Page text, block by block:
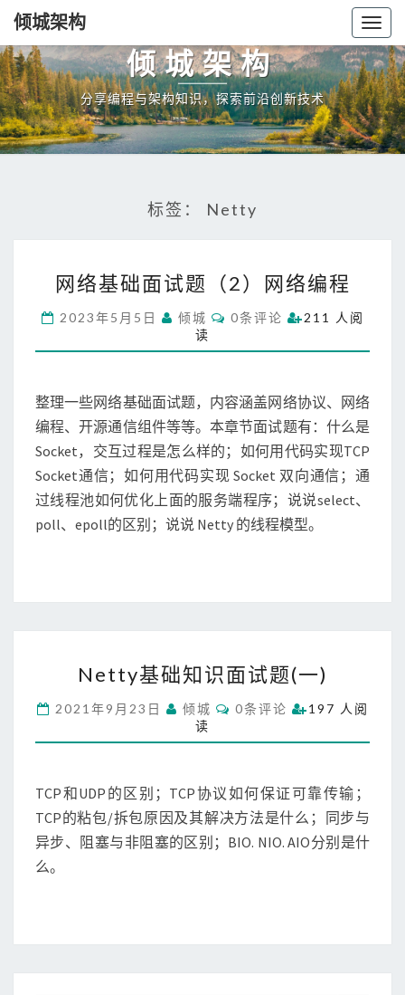
倾城架构
倾城架构
分享编程与架构知识，探索前沿创新技术
标签： Netty
络
础
面
（
2
）
网
络
编
程
网络基础面试题（2）网络编程
2023年5月5日 倾城
C
O
M
T
S
0条评论
211 人阅
读
整理一些网络基础面试题，内容涵盖网络协议、网络
编程、开源通信组件等等。本章节面试题有：什么是
Socket，交互过程是怎么样的；如何用代码实现TCP
Socket通信；如何用代码实现 Socket 双向通信；通
过线程池如何优化上面的服务端程序；说说select、
poll、epoll的区别；说说 Netty 的线程模型。
e
t
y
知
识
面
试
Netty基础知识面试题(一)
2021年9月23日 倾城
C
O
M
T
S
0条评论
197 人阅
读
TCP和UDP的区别；TCP协议如何保证可靠传输；
TCP的粘包/拆包原因及其解决方法是什么；同步与
异步、阻塞与非阻塞的区别；BIO. NIO. AIO分别是什
么。